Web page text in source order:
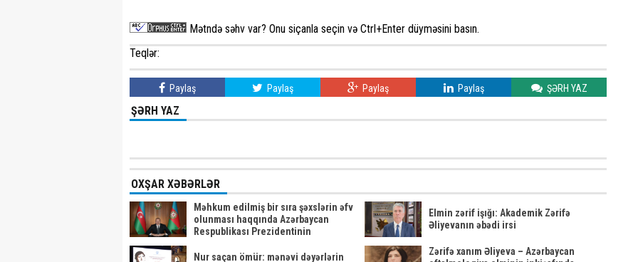
Mətndə səhv var? Onu siçanla seçin və Ctrl+Enter düyməsini basın.
Teqlər:
Paylaş Paylaş Paylaş Paylaş ŞƏRH YAZ
ŞƏRH YAZ
OXŞAR XƏBƏRLƏR
Məhkum edilmiş bir sıra şəxslərin əfv
olunması haqqında Azərbaycan
Respublikası Prezidentinin
Elmin zərif işığı: Akademik Zərifə
Əliyevanın əbədi irsi
Nur saçan ömür: mənəvi dəyərlərin
Zərifə xanım Əliyeva – Azərbaycan